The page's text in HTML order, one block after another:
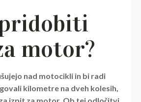
motor?
nad motocikli in bi radi
kilometre na dveh kolesih,